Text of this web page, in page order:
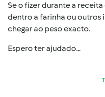
Se o fizer durante a
dentro a farinha ou outros
chegar ao peso exacto.
Espero ter ajudado...